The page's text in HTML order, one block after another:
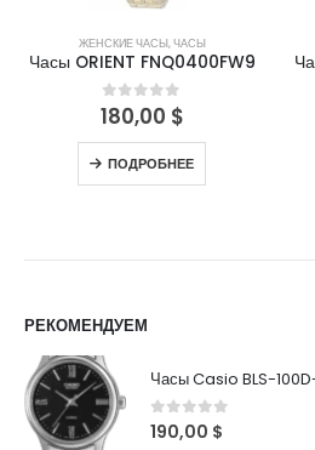
ЖЕНСКИЕ ЧАСЫ,ЧАСЫ
Часы ORIENT FNQ0400FW9
0out of 5
180,00 $
ПОДРОБНЕЕ
РЕКОМЕНДУЕМ
Часы Casio BLS-
0out of 5
190,00 $